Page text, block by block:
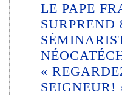
LE PAPE
SURPREND
«
SEIGNEUR!